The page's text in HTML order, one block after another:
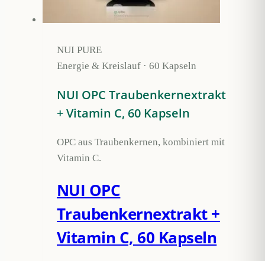
Produktseite
werden
NUI PURE
Energie & Kreislauf · 60 Kapseln
NUI OPC Traubenkernextrakt
+ Vitamin C, 60 Kapseln
OPC aus Traubenkernen, kombiniert mit
Vitamin C.
NUI OPC
Traubenkernextrakt +
Vitamin C, 60 Kapseln